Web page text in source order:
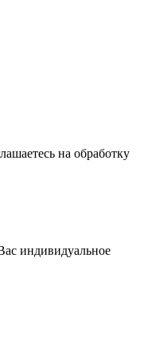
на обработку
индивидуальное